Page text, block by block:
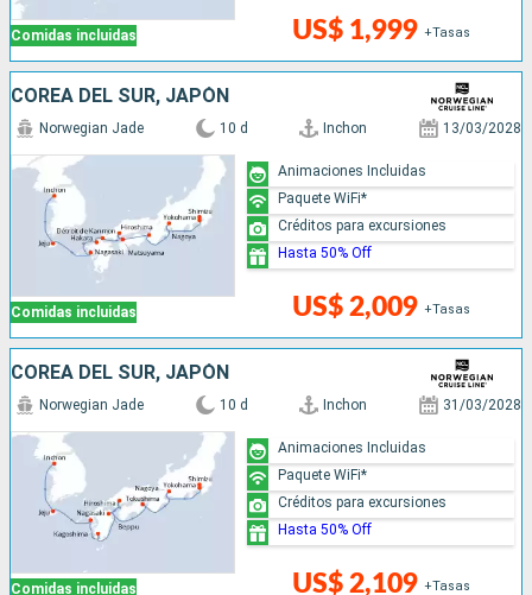
Comidas incluidas US$ 1,999 +Tasas
COREA DEL SUR, JAPÓN
Comidas incluidas
Norwegian Jade 10 d Inchon 13/03/2028
US$ 2,009 +Tasas
Animaciones Incluidas
Paquete WiFi*
Créditos para excursiones
Hasta 50% Off
COREA DEL SUR, JAPÓN
Comidas incluidas
Norwegian Jade 10 d Inchon 31/03/2028
US$ 2,109 +Tasas
Animaciones Incluidas
Paquete WiFi*
Créditos para excursiones
Hasta 50% Off